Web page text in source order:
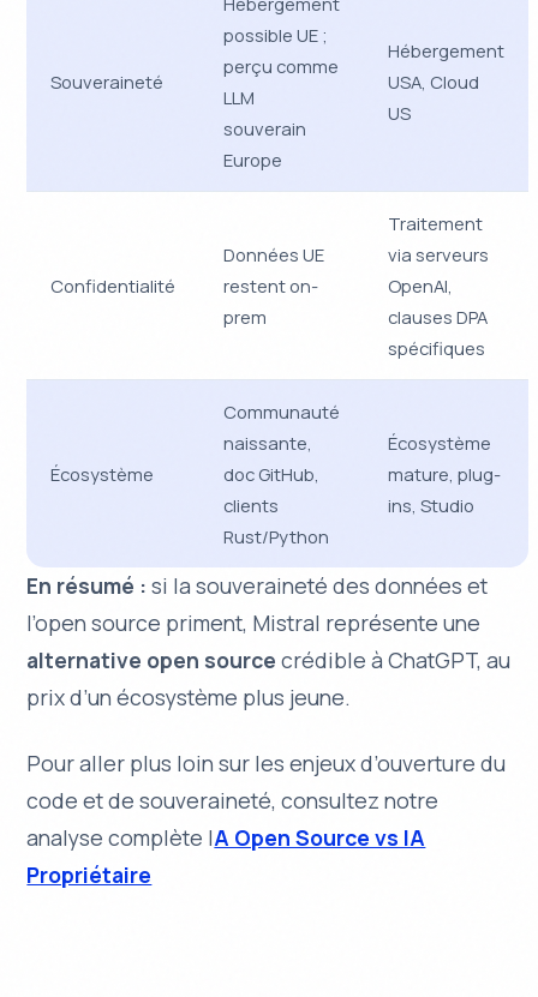
Souveraineté
possible UE ;
perçu comme
LLM
souverain
Europe
Hébergement
USA, Cloud
US
Confidentialité
Données UE
restent on-
prem
Traitement
via serveurs
OpenAI,
clauses DPA
spécifiques
Écosystème
Communauté
naissante,
doc GitHub,
clients
Rust/Python
Écosystème
mature, plug-
ins, Studio
En résumé : si la souveraineté des données et
l’open source priment, Mistral représente une
alternative open source crédible à ChatGPT, au
prix d’un écosystème plus jeune.
Pour aller plus loin sur les enjeux d’ouverture du
code et de souveraineté, consultez notre
analyse complète IA Open Source vs IA
Propriétaire